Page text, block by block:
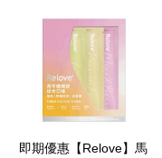
Apple Pay
JKOPAY
Easy Wallet
Google Pay
即期優惠【Relove】馬